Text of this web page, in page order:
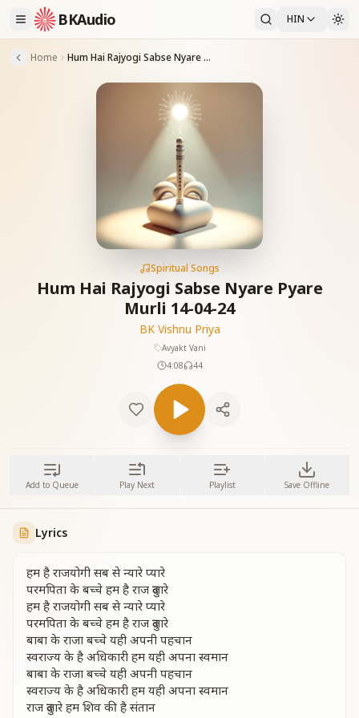
BKAudio HIN
Home Hum Hai Rajyogi Sabse Nyare Pyare Murli 14-04-24
Spiritual Songs
Hum Hai Rajyogi Sabse Nyare Pyare
Murli 14-04-24
BK Vishnu Priya
Avyakt Vani
4:08
44
Add to Queue Play Next Playlist Save Offline
Lyrics
हम है राजयोगी सब से न्यारे प्यारे
परमपिता के बच्चे हम है राज दुलारे
हम है राजयोगी सब से न्यारे प्यारे
परमपिता के बच्चे हम है राज दुलारे
बाबा के राजा बच्चे यही अपनी पहचान
स्वराज्य के है अधिकारी हम यही अपना स्वमान
बाबा के राजा बच्चे यही अपनी पहचान
स्वराज्य के है अधिकारी हम यही अपना स्वमान
राज दुलारे हम शिव की है संतान